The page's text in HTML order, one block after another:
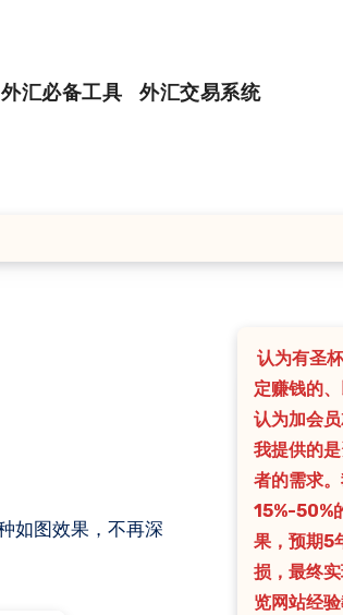
外汇必备工具 外汇交易系统
认为有圣
定赚钱的
认为加会员
我提供的
者的需求
15%-50%
果，预期5
损，最终
览网站经